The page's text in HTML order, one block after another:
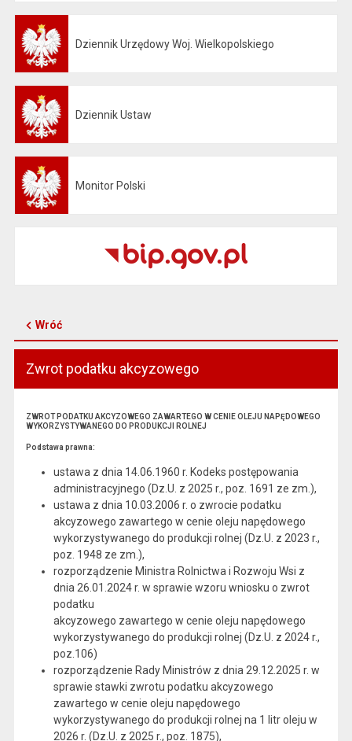
Dziennik Urzędowy Woj. Wielkopolskiego
Dziennik Ustaw
Monitor Polski
Wróć
Zwrot podatku akcyzowego
ZWROT PODATKU AKCYZOWEGO ZAWARTEGO W CENIE OLEJU NAPĘDOWEGO
WYKORZYSTYWANEGO DO PRODUKCJI ROLNEJ
Podstawa prawna:
ustawa z dnia 14.06.1960 r. Kodeks postępowania
administracyjnego (Dz.U. z 2025 r., poz. 1691 ze zm.),
ustawa z dnia 10.03.2006 r. o zwrocie podatku
akcyzowego zawartego w cenie oleju napędowego
wykorzystywanego do produkcji rolnej (Dz.U. z 2023 r.,
poz. 1948 ze zm.),
rozporządzenie Ministra Rolnictwa i Rozwoju Wsi z
dnia 26.01.2024 r. w sprawie wzoru wniosku o zwrot
podatku
akcyzowego zawartego w cenie oleju napędowego
wykorzystywanego do produkcji rolnej (Dz.U. z 2024 r.,
poz.106)
rozporządzenie Rady Ministrów z dnia 29.12.2025 r. w
sprawie stawki zwrotu podatku akcyzowego
zawartego w cenie oleju napędowego
wykorzystywanego do produkcji rolnej na 1 litr oleju w
2026 r. (Dz.U. z 2025 r., poz. 1875),